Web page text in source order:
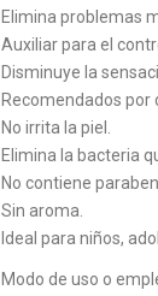
Elimina problemas
Auxiliar para el
Disminuye la
Recomendados por
No irrita la piel.
Elimina la bacteria
No contiene
Sin aroma.
Ideal para niños,
Modo de uso o